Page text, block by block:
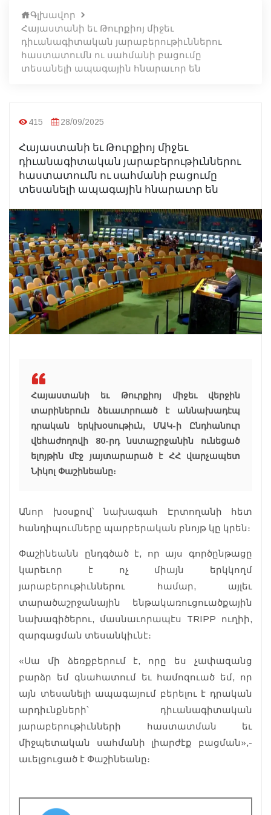
Գլխավոր
Հայաստանի եւ Թուրքիոյ միջեւ
դիւանագիտական յարաբերութիւններու
հաստատումն ու սահմանի բացումը
տեսանելի ապագային հնարաւոր են
415 28/09/2025
Հայաստանի եւ Թուրքիոյ միջեւ
դիւանագիտական յարաբերութիւններու
հաստատումն ու սահմանի բացումը
տեսանելի ապագային հնարաւոր են
Հայաստանի եւ Թուրքիոյ միջեւ վերջին
տարիներուն ձեւաւորուած է աննախադէպ
դրական երկխօսութիւն, ՄԱԿ-ի Ընդհանուր
վեհաժողովի 80-րդ նստաշրջանին ունեցած
ելոյթին մէջ յայտարարած է ՀՀ վարչապետ
Նիկոլ Փաշինեանը։
Անոր խօսքով՝ նախագահ Էրտողանի հետ
հանդիպումները պարբերական բնոյթ կը կրեն։
Փաշինեանն ընդգծած է, որ այս գործընթացը
կարեւոր է ոչ միայն երկկողմ
յարաբերութիւններու համար, այլեւ
տարածաշրջանային ենթակառուցուածքային
նախագիծերու, մասնաւորապէս TRIPP ուղիի,
զարգացման տեսանկիւնէ։
«Սա մի ձեռքբերում է, որը ես չափազանց
բարձր եմ գնահատում եւ համոզուած եմ, որ
այն տեսանելի ապագայում բերելու է դրական
արդիւնքների՝ դիւանագիտական
յարաբերութիւնների հաստատման եւ
միջպետական սահմանի լիարժէք բացման»,-
աւելցուցած է Փաշինեանը։